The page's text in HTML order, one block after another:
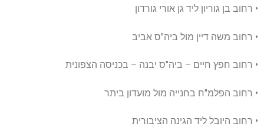
• רחוב בן גוריון ליד גן אורי גורדון
• רחוב משה דיין מול ביה"ס אביב
• רחוב חפץ חיים – ביה"ס יבנה – בכניסה הצפונית
• רחוב הפלמ"ח בחנייה מול מועדון ביתר
• רחוב היובל ליד הגינה הציבורית